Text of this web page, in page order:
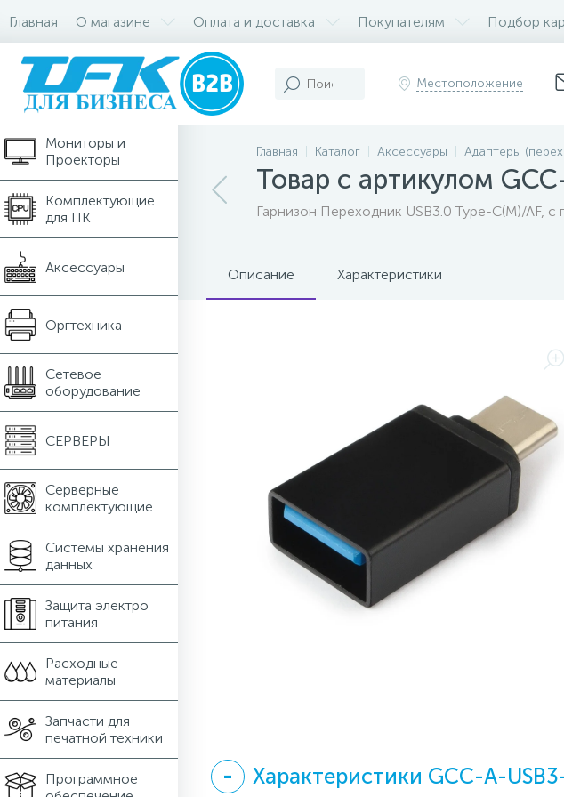
Главная О магазине Оплата и доставка Покупателям Подбор
Местоположение
Компьютеры и
Ноутбуки
Мониторы и
Проекторы
Комплектующие
для ПК
Аксессуары
Оргтехника
Сетевое
оборудование
СЕРВЕРЫ
Серверные
комплектующие
Системы хранения
данных
Защита электро
питания
Расходные
материалы
Запчасти для
печатной техники
Программное
Главная Каталог Аксессуары Адаптеры
Товар с артикулом
Гарнизон Переходник USB3.0 Type-C(M)/AF,
Описание Характеристики
Характеристики GCC-A-